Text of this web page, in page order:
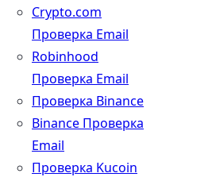
Crypto.com
Проверка Email
Robinhood
Проверка Email
Проверка Binance
Binance Проверка
Email
Проверка Kucoin